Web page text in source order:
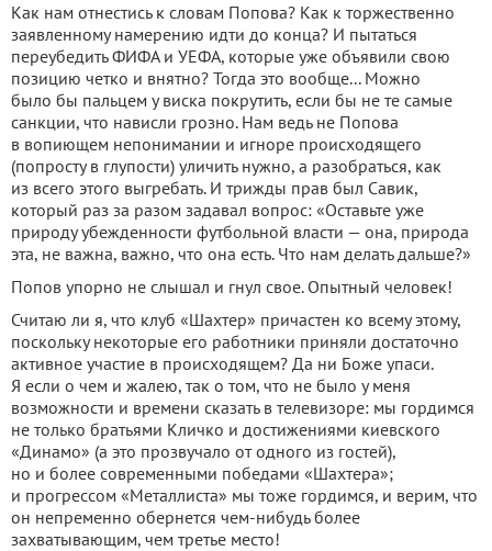
Как нам отнестись к словам Попова? Как к торжественно
заявленному намерению идти до конца? И пытаться
переубедить ФИФА и УЕФА, которые уже объявили свою
позицию четко и внятно? Тогда это вообще... Можно
было бы пальцем у виска покрутить, если бы не те самые
санкции, что нависли грозно. Нам ведь не Попова
в вопиющем непонимании и игноре происходящего
(попросту в глупости) уличить нужно, а разобраться, как
из всего этого выгребать. И трижды прав был Савик,
который раз за разом задавал вопрос: «Оставьте уже
природу убежденности футбольной власти — она, природа
эта, не важна, важно, что она есть. Что нам делать дальше?»
Попов упорно не слышал и гнул свое. Опытный человек!
Считаю ли я, что клуб «Шахтер» причастен ко всему этому,
поскольку некоторые его работники приняли достаточно
активное участие в происходящем? Да ни Боже упаси.
Я если о чем и жалею, так о том, что не было у меня
возможности и времени сказать в телевизоре: мы гордимся
не только братьями Кличко и достижениями киевского
«Динамо» (а это прозвучало от одного из гостей),
но и более современными победами «Шахтера»;
и прогрессом «Металлиста» мы тоже гордимся, и верим, что
он непременно обернется чем-нибудь более
захватывающим, чем третье место!